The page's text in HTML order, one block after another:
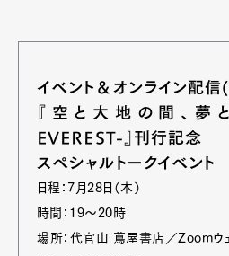
イベント＆オンライン配
『空と大地の間、
EVEREST-』刊行記念
スペシャルトークイベント
日程：‏7月28日（木）
時間：19～20時
場所：代官山 蔦屋書店／Zoomウ